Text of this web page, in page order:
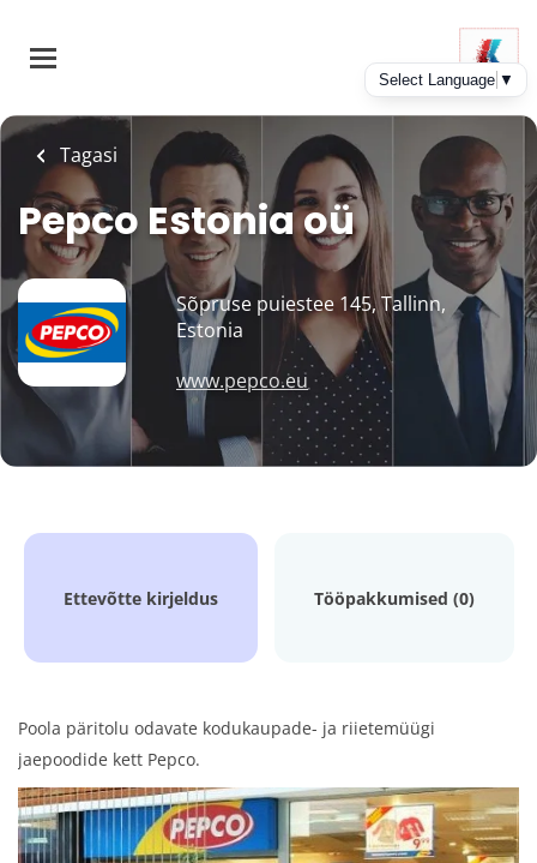
main
Tagasi
Pepco Estonia oü
Sõpruse puiestee 145, Tallinn,
Estonia
www.pepco.eu
Ettevõtte kirjeldus Tööpakkumised (0)
Poola päritolu odavate kodukaupade- ja riietemüügi
jaepoodide kett Pepco.